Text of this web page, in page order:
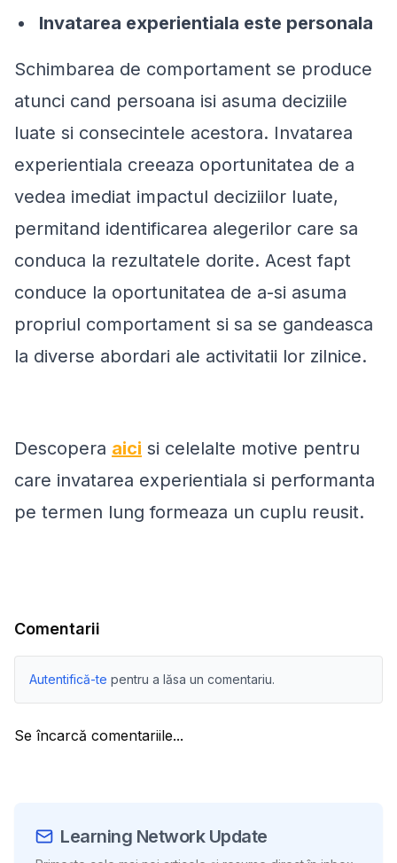
Invatarea experientiala este personala
Schimbarea de comportament se produce
atunci cand persoana isi asuma deciziile
luate si consecintele acestora. Invatarea
experientiala creeaza oportunitatea de a
vedea imediat impactul deciziilor luate,
permitand identificarea alegerilor care sa
conduca la rezultatele dorite. Acest fapt
conduce la oportunitatea de a-si asuma
propriul comportament si sa se gandeasca
la diverse abordari ale activitatii lor zilnice.
Descopera aici si celelalte motive pentru
care invatarea experientiala si performanta
pe termen lung formeaza un cuplu reusit.
Comentarii
Autentifică-te pentru a lăsa un comentariu.
Se încarcă comentariile...
Learning Network Update